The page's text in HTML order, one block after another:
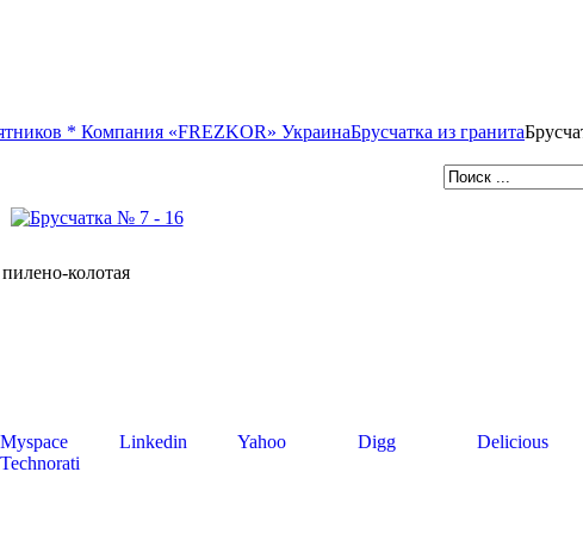
* Компания «FREZKOR» УкраинаБрусчатка из гранита
колотая
Myspace Linkedin Yahoo Digg
Delicious
Technorati